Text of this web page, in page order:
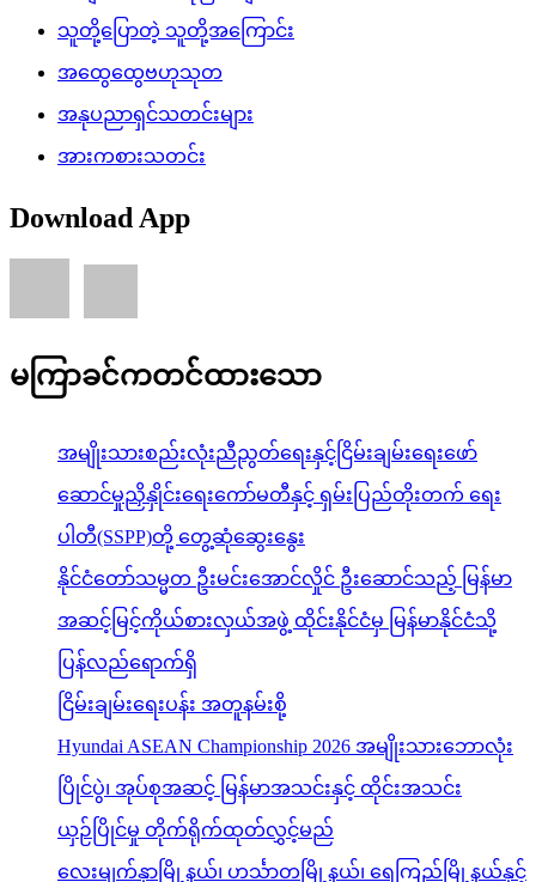
သူတို့ပြောတဲ့ သူတို့အကြောင်း
အထွေထွေဗဟုသုတ
အနုပညာရှင်သတင်းများ
အားကစားသတင်း
Download App
မကြာခင်ကတင်ထားသော
အမျိုးသားစည်းလုံးညီညွတ်ရေးနှင့်ငြိမ်းချမ်းရေးဖော်
ဆောင်မှုညှိနှိုင်းရေးကော်မတီနှင့် ရှမ်းပြည်တိုးတက် ရေး
ပါတီ(SSPP)တို့ တွေ့ဆုံဆွေးနွေး
နိုင်ငံတော်သမ္မတ ဦးမင်းအောင်လှိုင် ဦးဆောင်သည့် မြန်မာ
အဆင့်မြင့်ကိုယ်စားလှယ်အဖွဲ့ ထိုင်းနိုင်ငံမှ မြန်မာနိုင်ငံသို့
ပြန်လည်ရောက်ရှိ
ငြိမ်းချမ်းရေးပန်း အတူနမ်းစို့
Hyundai ASEAN Championship 2026 အမျိုးသားဘောလုံး
ပြိုင်ပွဲ၊ အုပ်စုအဆင့် မြန်မာအသင်းနှင့် ထိုင်းအသင်း
ယှဉ်ပြိုင်မှု တိုက်ရိုက်ထုတ်လွှင့်မည်
လေးမျက်နှာမြို့နယ်၊ ဟင်္သာတမြို့နယ်၊ ရေကြည်မြို့နယ်နှင့်